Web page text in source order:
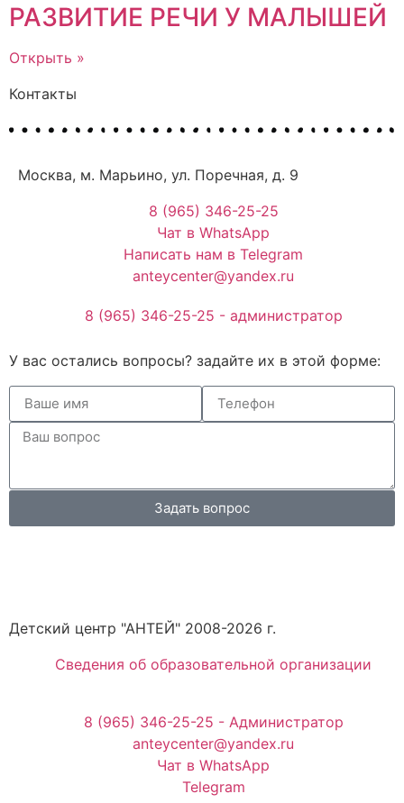
РАЗВИТИЕ РЕЧИ У МАЛЫШЕЙ
Открыть »
Контакты
Москва, м. Марьино, ул. Поречная, д. 9
8 (965) 346-25-25
Чат в WhatsApp
Написать нам в Telegram
anteycenter@yandex.ru
8 (965) 346-25-25 - администратор
У вас остались вопросы? задайте их в этой форме:
Задать вопрос
Детский центр "АНТЕЙ" 2008-2026 г.
Cведения об образовательной организации
8 (965) 346-25-25 - Администратор
anteycenter@yandex.ru
Чат в WhatsApp
Telegram